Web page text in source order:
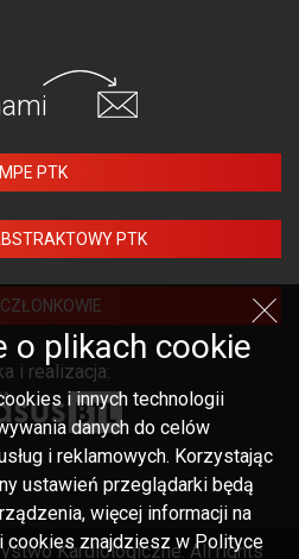
MPE PTK
PTK
i realizacja:
Kardiologiczne. All rights
o plikach cookie
i innych technologii
danych do celów
i reklamowych. Korzystając
ustawień przeglądarki będą
więcej informacji na
cookies znajdziesz w Polityce